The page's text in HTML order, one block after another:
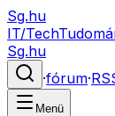
Sg.hu
IT/Tech
Sg.hu
·fórum·
Menü